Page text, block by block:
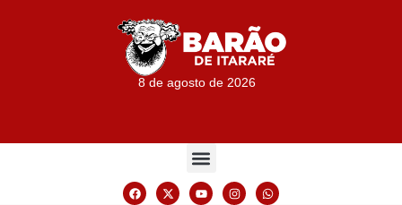
8 de agosto de 2026